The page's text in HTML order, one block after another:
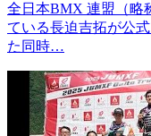
全日本BMX 連盟（略
ている長迫吉拓が公
た同時…